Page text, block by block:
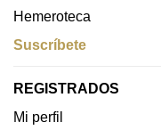
Hemeroteca
Suscríbete
REGISTRADOS
Mi perfil